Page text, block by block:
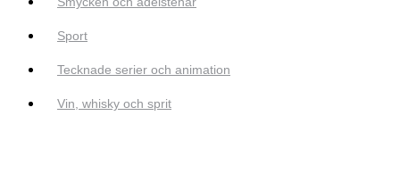
Sport
Tecknade serier och animation
Vin, whisky och sprit